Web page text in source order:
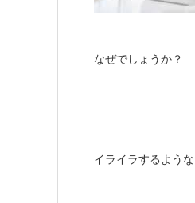
なぜでしょうか？
イライラするよう